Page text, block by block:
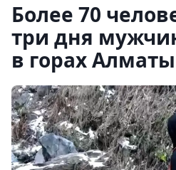
Более 70
три дня
в горах Алматы